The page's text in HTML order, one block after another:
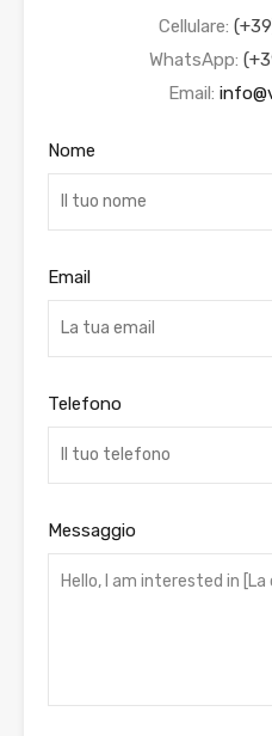
Cellulare:
WhatsApp:
Email:
Nome
Email
Telefono
Messaggio